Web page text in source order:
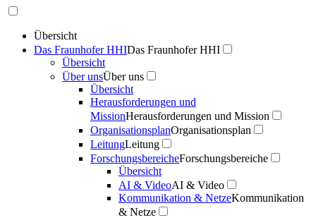
Übersicht
Das Fraunhofer HHIDas Fraunhofer HHI
Übersicht
Über unsÜber uns
Übersicht
Herausforderungen und
MissionHerausforderungen und Mission
OrganisationsplanOrganisationsplan
LeitungLeitung
ForschungsbereicheForschungsbereiche
Übersicht
AI & VideoAI & Video
Kommunikation & NetzeKommunikation
& Netze